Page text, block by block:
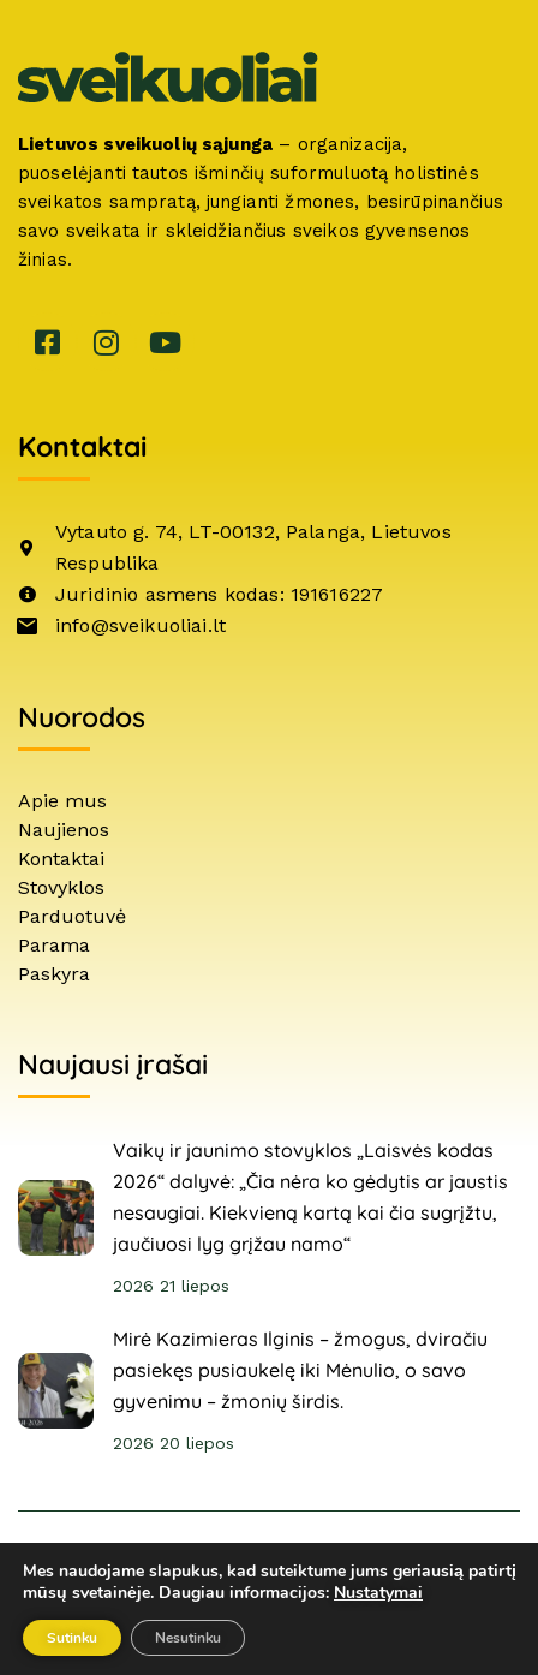
Lietuvos sveikuolių sąjunga – organizacija,
puoselėjanti tautos išminčių suformuluotą holistinės
sveikatos sampratą, jungianti žmones, besirūpinančius
savo sveikata ir skleidžiančius sveikos gyvensenos
žinias.
Kontaktai
Vytauto g. 74, LT-00132, Palanga, Lietuvos
Respublika
Juridinio asmens kodas: 191616227
info@sveikuoliai.lt
Nuorodos
Apie mus
Naujienos
Kontaktai
Stovyklos
Parduotuvė
Parama
Paskyra
Naujausi įrašai
Vaikų ir jaunimo stovyklos „Laisvės kodas
2026“ dalyvė: „Čia nėra ko gėdytis ar jaustis
nesaugiai. Kiekvieną kartą kai čia sugrįžtu,
jaučiuosi lyg grįžau namo“
2026 21 liepos
Mirė Kazimieras Ilginis – žmogus, dviračiu
pasiekęs pusiaukelę iki Mėnulio, o savo
gyvenimu – žmonių širdis.
2026 20 liepos
© 2025 Sveikuoliai. Visos teisės saugomos. Svetainė
sukurtaARCA4.lt
Privatumo politikaEl. parduotuvės taisyklės
Mes naudojame slapukus, kad suteiktume jums geriausią patirtį
mūsų svetainėje. Daugiau informacijos: Nustatymai
Sutinku Nesutinku